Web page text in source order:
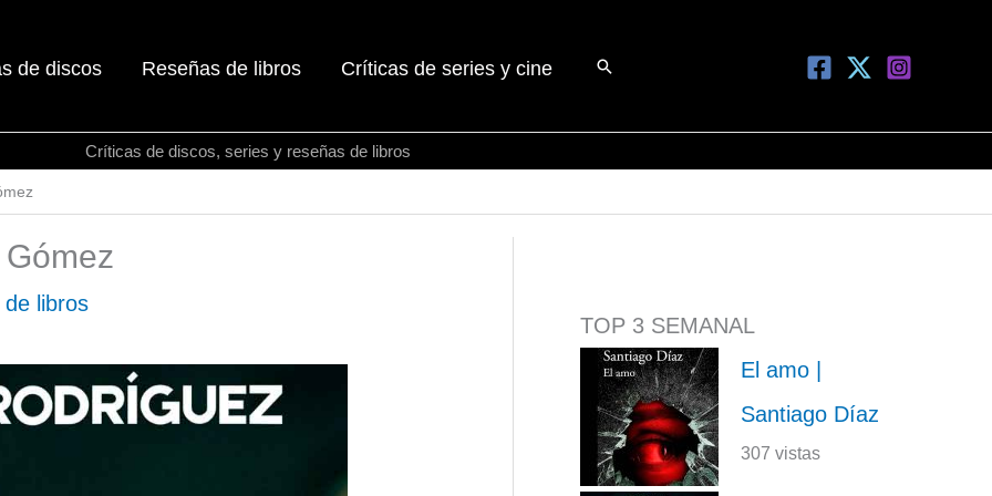
de discos Reseñas de libros Críticas de series y cine Buscar
Críticas de discos, series y reseñas de libros
de libros
TOP 3 SEMANAL
El amo |
Santiago Díaz
307 vistas